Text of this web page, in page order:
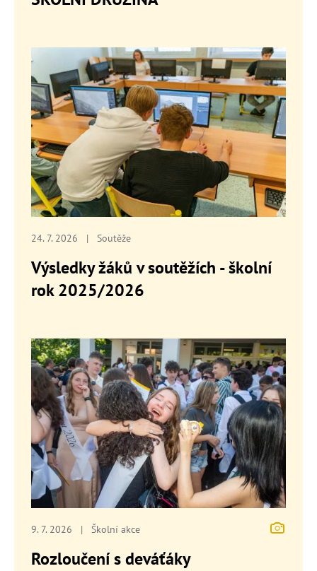
24. 7. 2026 | Soutěže
Výsledky žáků v soutěžích - školní
rok 2025/2026
9. 7. 2026 | Školní akce
Rozloučení s deváťáky